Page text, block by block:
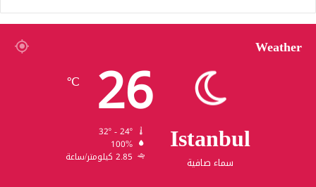
Weather
Istanbul
سماء صافية
26
℃
100%
2.85 كيلومتر/ساعة